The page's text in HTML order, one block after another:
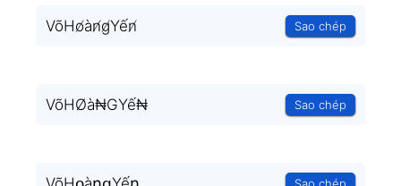
VõHo̸àn̸g̸Yến̸ Sao chép
VõHØà₦GYế₦ Sao chép